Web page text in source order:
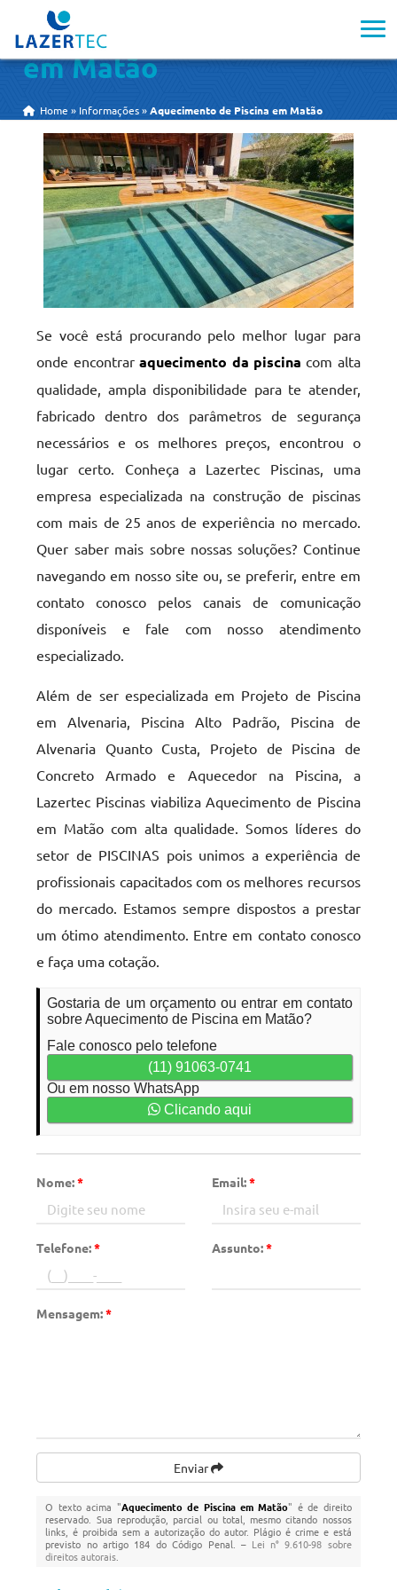
Aquecimento de Piscina
em Matão
Home » Informações »Aquecimento de Piscina em Matão
Se você está procurando pelo melhor lugar para
onde encontraraquecimento da piscina com alta
qualidade, ampla disponibilidade para te atender,
fabricado dentro dos parâmetros de segurança
necessários e os melhores preços, encontrou o
lugar certo. Conheça a Lazertec Piscinas, uma
empresa especializada na construção de piscinas
com mais de 25 anos de experiência no mercado.
Quer saber mais sobre nossas soluções? Continue
navegando em nosso site ou, se preferir, entre em
contato conosco pelos canais de comunicação
disponíveis e fale com nosso atendimento
especializado.
Além de ser especializada em Projeto de Piscina
em Alvenaria, Piscina Alto Padrão, Piscina de
Alvenaria Quanto Custa, Projeto de Piscina de
Concreto Armado e Aquecedor na Piscina, a
Lazertec Piscinas viabiliza Aquecimento de Piscina
em Matão com alta qualidade. Somos líderes do
setor de PISCINAS pois unimos a experiência de
profissionais capacitados com os melhores recursos
do mercado. Estamos sempre dispostos a prestar
um ótimo atendimento. Entre em contato conosco
e faça uma cotação.
Gostaria de um orçamento ou entrar em contato
sobre Aquecimento de Piscina em Matão?
Fale conosco pelo telefone
(11) 91063-0741
Ou em nosso WhatsApp
Clicando aqui
Nome:* Email:*
Telefone:* Assunto:*
Mensagem:*
Enviar
O texto acima "Aquecimento de Piscina em Matão" é de direito
reservado. Sua reprodução, parcial ou total, mesmo citando nossos
links, é proibida sem a autorização do autor. Plágio é crime e está
previsto no artigo 184 do Código Penal. – Lei n° 9.610-98 sobre
direitos autorais